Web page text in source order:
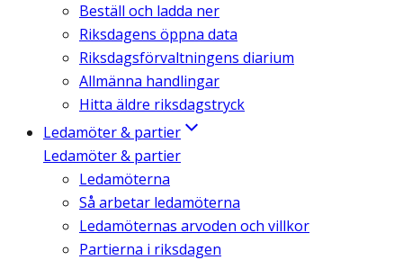
Beställ och ladda ner
Riksdagens öppna data
Riksdagsförvaltningens diarium
Allmänna handlingar
Hitta äldre riksdagstryck
Ledamöter & partier
Ledamöter & partier
Ledamöterna
Så arbetar ledamöterna
Ledamöternas arvoden och villkor
Partierna i riksdagen